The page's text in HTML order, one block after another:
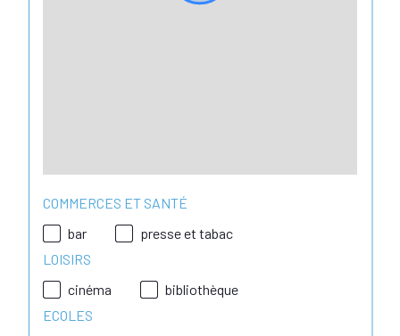
COMMERCES ET SANTÉ
bar
presse et tabac
LOISIRS
cinéma
bibliothèque
ECOLES